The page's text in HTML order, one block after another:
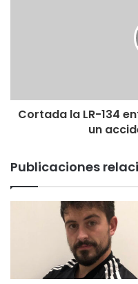
Cortada la LR-134
un
Publicaciones